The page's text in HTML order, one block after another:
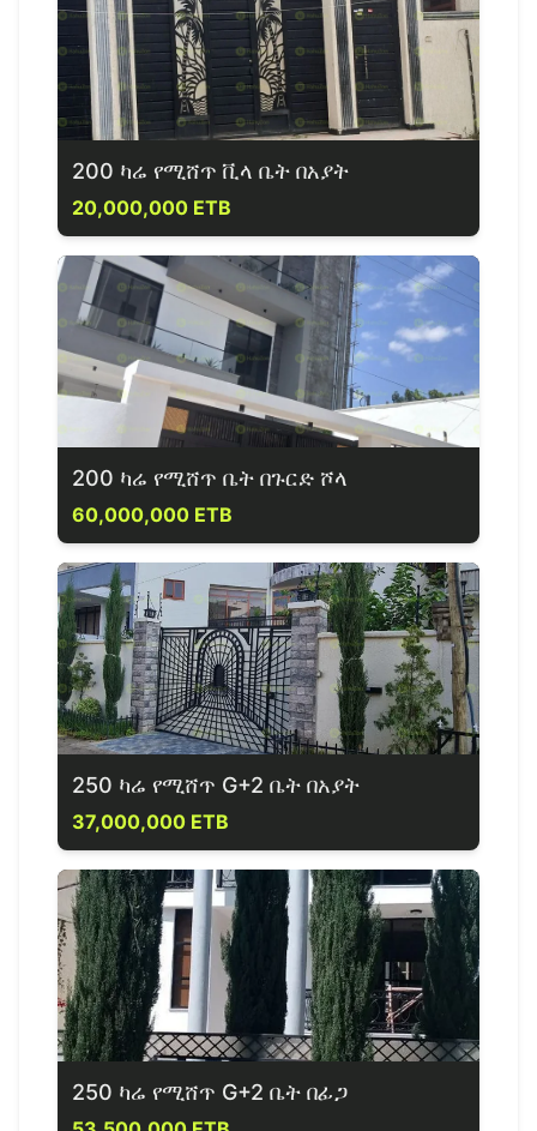
200 ካሬ የሚሸጥ ቪላ ቤት በአያት
20,000,000 ETB
200 ካሬ የሚሸጥ ቤት በጉርድ ሾላ
60,000,000 ETB
250 ካሬ የሚሸጥ G+2 ቤት በአያት
37,000,000 ETB
250 ካሬ የሚሸጥ G+2 ቤት በፊጋ